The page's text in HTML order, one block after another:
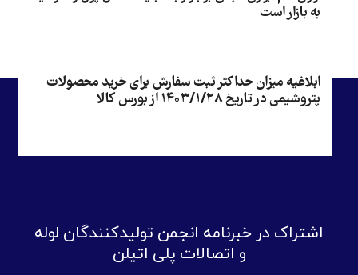
به بازار است
ابلاغیه میزان حداکثر ثبت سفارش برای خرید محصولات
پتروشیمی در تاریخ ۱۴۰۳/۱/۲۸ از بورس کالا
اشتراک در خبرنامه انجمن تولیدکنندگان لوله
و اتصالات پلی اتیلن